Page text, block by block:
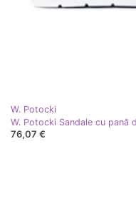
W. Potocki
W. Potocki Sandale cu pană
76,07 €